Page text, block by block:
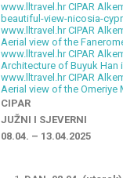
www.lltravel.hr CIPAR
beautiful-view-nicosia-
www.lltravel.hr CIPAR
Aerial view of the
www.lltravel.hr CIPAR
Architecture of Buyuk Han
www.lltravel.hr CIPAR
Aerial view of the Omeriye
CIPAR
JUŽNI I SJEVERNI
08.04. – 13.04.2025